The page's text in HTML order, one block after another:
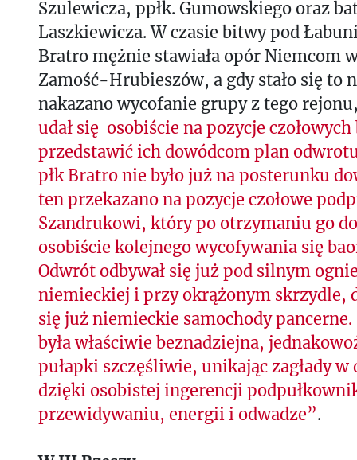
Szulewicza, ppłk. Gumowskiego oraz
Laszkiewicza. W czasie bitwy pod
Bratro mężnie stawiała opór Niemcom
Zamość-Hrubieszów, a gdy stało się to
nakazano wycofanie grupy z tego
udał się osobiście na pozycje
przedstawić ich dowódcom plan
płk Bratro nie było już na posterunku
ten przekazano na pozycje czołowe
Szandrukowi, który po otrzymaniu go
osobiście kolejnego wycofywania się
Odwrót odbywał się już pod silnym
niemieckiej i przy okrążonym skrzydle,
się już niemieckie samochody pancerne.
była właściwie beznadziejna,
pułapki szczęśliwie, unikając zagłady w
dzięki osobistej ingerencji
przewidywaniu, energii i odwadze”.